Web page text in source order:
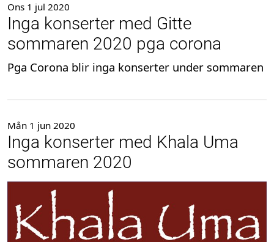
Ons 1 jul 2020
Inga konserter med Gitte
sommaren 2020 pga corona
Pga Corona blir inga konserter under sommaren
Mån 1 jun 2020
Inga konserter med Khala Uma
sommaren 2020